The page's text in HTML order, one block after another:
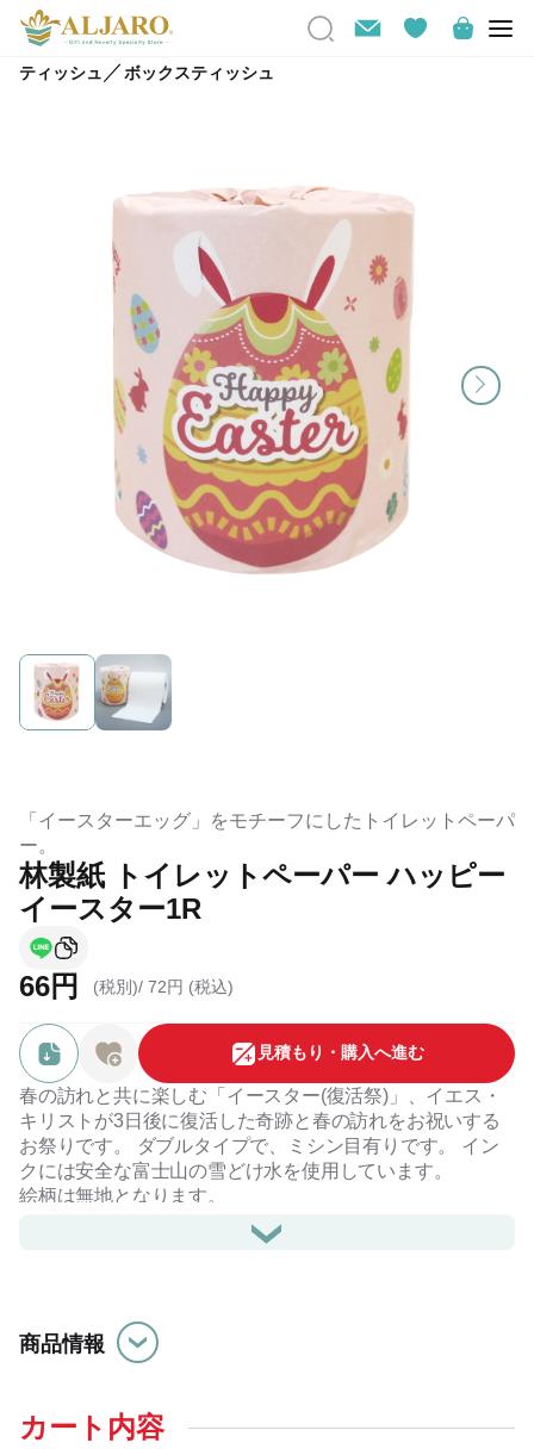
ティッシュ ／ ボックスティッシュ
「イースターエッグ」をモチーフにしたトイレットペーパ
ー。
林製紙 トイレットペーパー ハッピー
イースター1R
66円 (税別)/ 72円 (税込)
春の訪れと共に楽しむ「イースター(復活祭)」、イエス・
キリストが3日後に復活した奇跡と春の訪れをお祝いする
お祭りです。 ダブルタイプで、ミシン目有りです。 イン
クには安全な富士山の雪どけ水を使用しています。
絵柄は無地となります。
パッケージも可愛く、生活必需品の為、どなたでも貰って
⾒積もり・購⼊へ進む
商品情報
カート内容